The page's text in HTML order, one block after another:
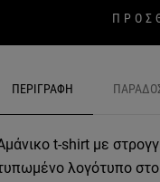
ΠΕΡΙΓΡΑΦΗ
t-shirt με
λογότυπο